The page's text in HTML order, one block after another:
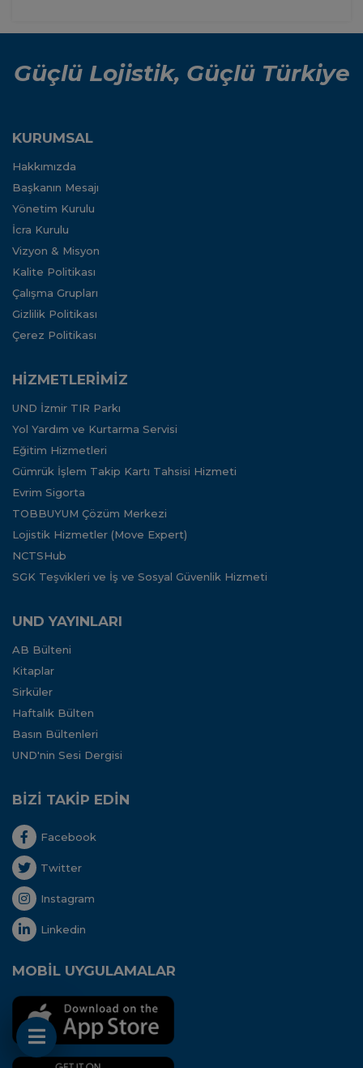
Güçlü Lojistik, Güçlü Türkiye
KURUMSAL
Hakkımızda
Başkanın Mesajı
Yönetim Kurulu
İcra Kurulu
Vizyon & Misyon
Kalite Politikası
Çalışma Grupları
Gizlilik Politikası
Çerez Politikası
HİZMETLERİMİZ
UND İzmir TIR Parkı
Yol Yardım ve Kurtarma Servisi
Eğitim Hizmetleri
Gümrük İşlem Takip Kartı Tahsisi Hizmeti
Evrim Sigorta
TOBBUYUM Çözüm Merkezi
Lojistik Hizmetler (Move Expert)
NCTSHub
SGK Teşvikleri ve İş ve Sosyal Güvenlik Hizmeti
UND YAYINLARI
AB Bülteni
Kitaplar
Sirküler
Haftalık Bülten
Basın Bültenleri
UND'nin Sesi Dergisi
BİZİ TAKİP EDİN
Facebook
Twitter
Instagram
Linkedin
MOBİL UYGULAMALAR